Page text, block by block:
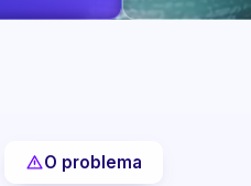
O problema